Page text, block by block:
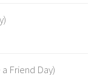
Friend Day)